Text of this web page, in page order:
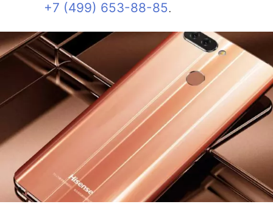
+7 (499) 653-88-85.